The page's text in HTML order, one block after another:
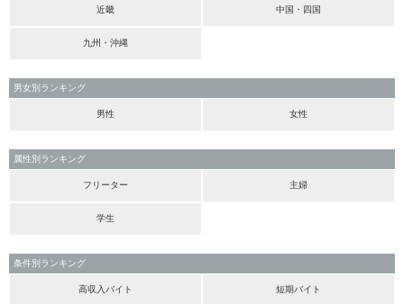
近畿 中国・四国
九州・沖縄
男女別ランキング
男性 女性
属性別ランキング
フリーター 主婦
学生
条件別ランキング
高収入バイト 短期バイト